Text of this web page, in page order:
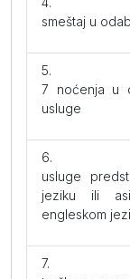
smeštaj u
7 noćenja u
usluge
usluge
jeziku ili
engleskom